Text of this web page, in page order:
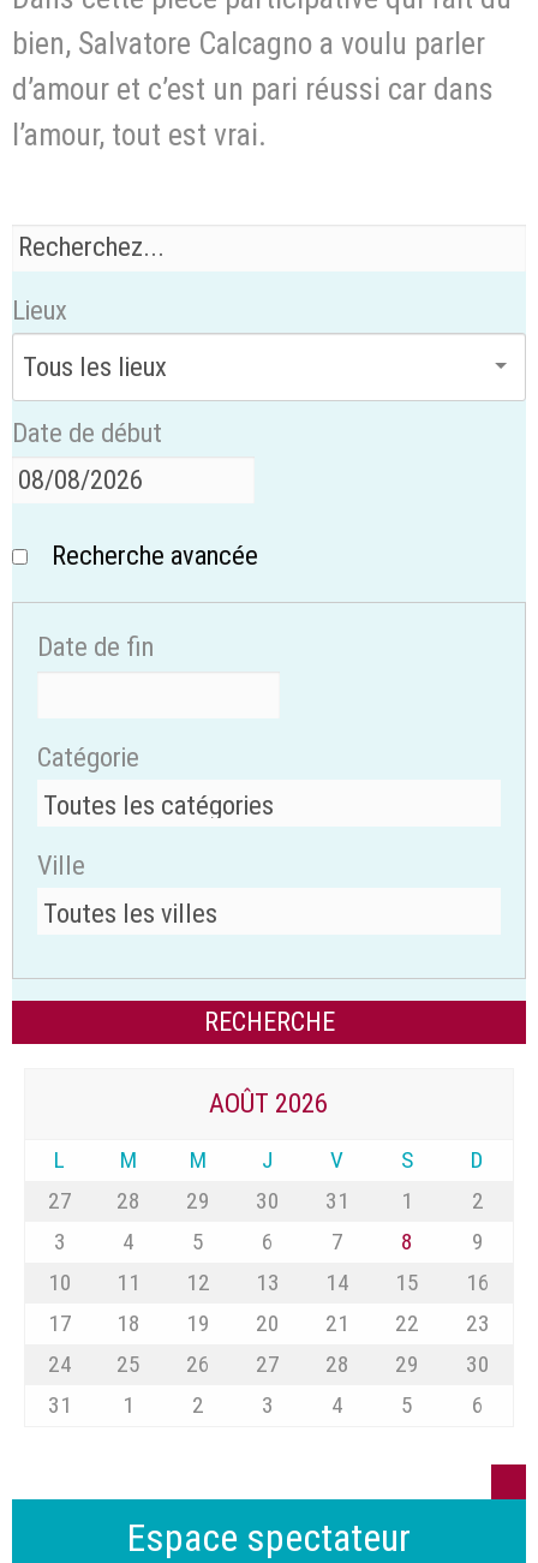
bien, Salvatore Calcagno a voulu parler
d’amour et c’est un pari réussi car dans
l’amour, tout est vrai.
Lieux
Date de début
Recherche avancée
Date de fin
Catégorie
Ville
AOÛT 2026
L M M J V S
D
27
28 29 30 31 1
2
3
4 5 6 7 8
9
10
11 12 13 14 15
16
17
18 19 20 21 22
23
24
25 26 27 28 29
30
31
1 2 3 4 5 6
Espace spectateur